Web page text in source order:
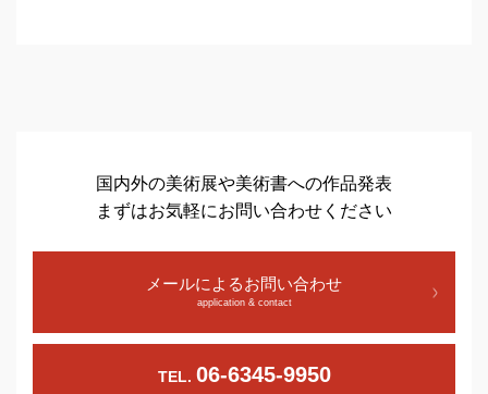
国内外の美術展や美術書への作品発表
まずはお気軽にお問い合わせください
メールによるお問い合わせ
application & contact
TEL. 06-6345-9950